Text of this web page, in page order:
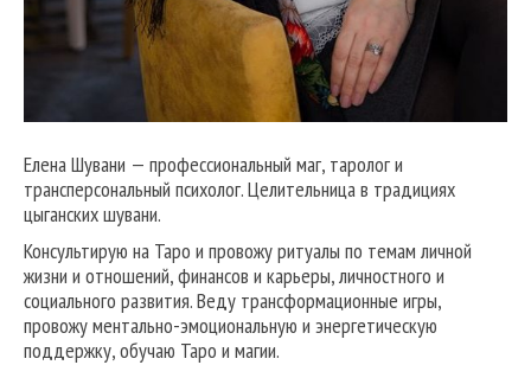
Елена Шувани — профессиональный маг, таролог и
трансперсональный психолог. Целительница в традициях
цыганских шувани.
Консультирую на Таро и провожу ритуалы по темам личной
жизни и отношений, финансов и карьеры, личностного и
социального развития. Веду трансформационные игры,
провожу ментально-эмоциональную и энергетическую
поддержку, обучаю Таро и магии.